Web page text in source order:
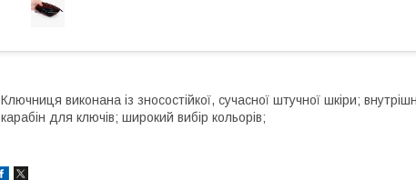
Ключниця виконана із зносостійкої, сучасної штучної шкіри;
карабін для ключів; широкий вибір кольорів;